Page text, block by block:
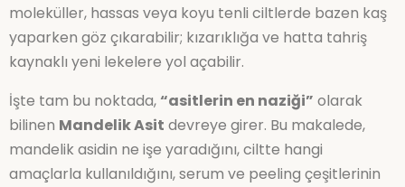
moleküller, hassas veya koyu tenli ciltlerde bazen kaş
yaparken göz çıkarabilir; kızarıklığa ve hatta tahriş
kaynaklı yeni lekelere yol açabilir.
İşte tam bu noktada, “asitlerin en naziği” olarak
bilinen Mandelik Asit devreye girer. Bu makalede,
mandelik asidin ne işe yaradığını, ciltte hangi
amaçlarla kullanıldığını, serum ve peeling çeşitlerinin
Cilt Serumu
Mandelik Asit
Mandelik Asit Set